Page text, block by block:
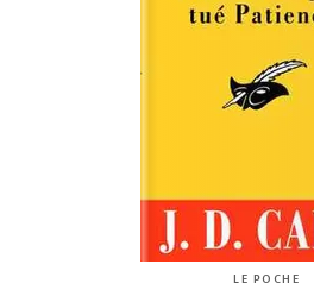
LE POCHE